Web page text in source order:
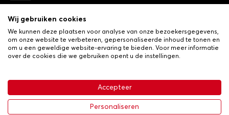
Algemene verkoopvoorwaarden•Privacy- en cookiebeleid
•Livraison
Wij gebruiken cookies
We kunnen deze plaatsen voor analyse van onze bezoekersgegevens,
om onze website te verbeteren, gepersonaliseerde inhoud te tonen en
om u een geweldige website-ervaring te bieden. Voor meer informatie
over de cookies die we gebruiken opent u de instellingen.
Accepteer
Personaliseren